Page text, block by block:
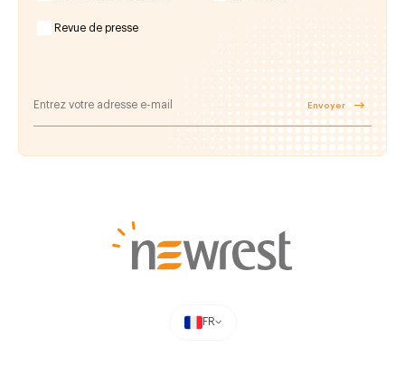
Revue de presse
Envoyer
FR